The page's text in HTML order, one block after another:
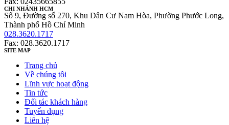
CHI NHÁNH HCM
Số 9, Đường số 270, Khu Dân Cư Nam Hòa, Phường Phước Long,
Thành phố Hồ Chí Minh
028.3620.1717
Fax: 028.3620.1717
SITE MAP
Trang chủ
Về chúng tôi
Lĩnh vực hoạt động
Tin tức
Đối tác khách hàng
Tuyển dụng
Liên hệ